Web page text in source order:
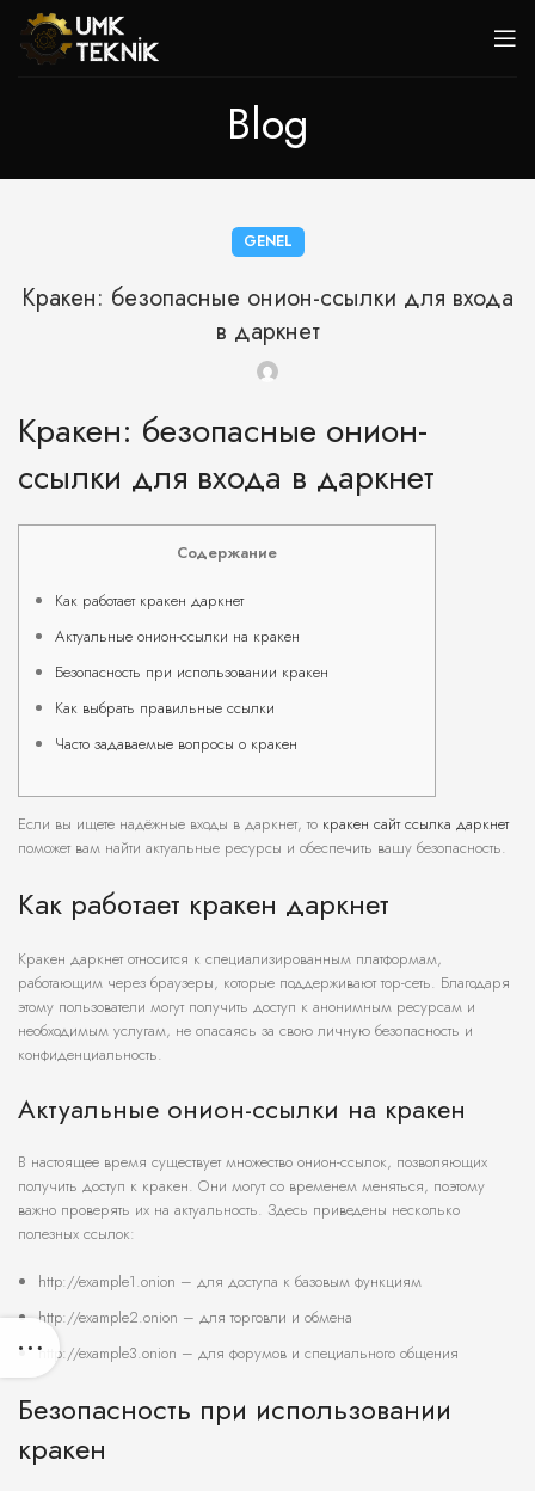
Blog
GENEL
Кракен: безопасные онион-ссылки для входа
в даркнет
Кракен: безопасные онион-
ссылки для входа в даркнет
Содержание
Как работает кракен даркнет
Актуальные онион-ссылки на кракен
Безопасность при использовании кракен
Как выбрать правильные ссылки
Часто задаваемые вопросы о кракен
Если вы ищете надёжные входы в даркнет, то кракен сайт ссылка даркнет
поможет вам найти актуальные ресурсы и обеспечить вашу безопасность.
Как работает кракен даркнет
Кракен даркнет относится к специализированным платформам,
работающим через браузеры, которые поддерживают тор-сеть. Благодаря
этому пользователи могут получить доступ к анонимным ресурсам и
необходимым услугам, не опасаясь за свою личную безопасность и
конфиденциальность.
Актуальные онион-ссылки на кракен
В настоящее время существует множество онион-ссылок, позволяющих
получить доступ к кракен. Они могут со временем меняться, поэтому
важно проверять их на актуальность. Здесь приведены несколько
полезных ссылок:
http://example1.onion – для доступа к базовым функциям
http://example2.onion – для торговли и обмена
http://example3.onion – для форумов и специального общения
Безопасность при использовании
кракен